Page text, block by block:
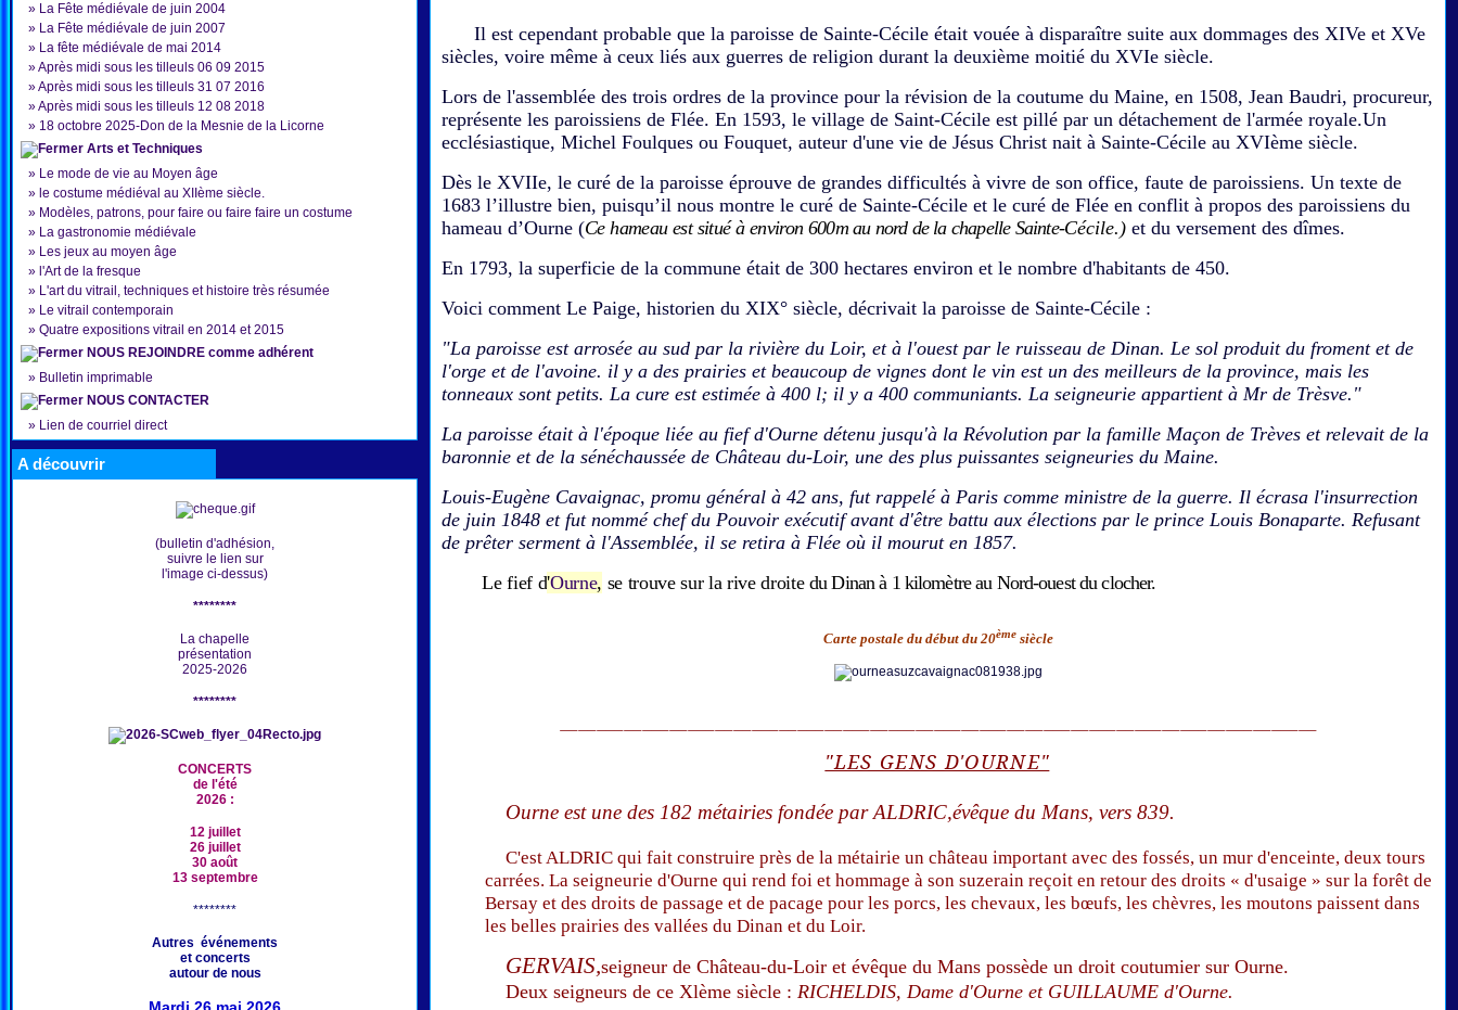
» La Fête médiévale de juin 2004
» La Fête médiévale de juin 2007
» La fête médiévale de mai 2014
»Après midi sous les tilleuls 06 09 2015
»Après midi sous les tilleuls 31 07 2016
»Après midi sous les tilleuls 12 08 2018
» 18 octobre 2025-Don de la Mesnie de la Licorne
Arts et Techniques
» Le mode de vie au Moyen âge
» le costume médiéval au XIIème siècle.
» Modèles, patrons, pour faire ou faire faire un costume
» La gastronomie médiévale
» Les jeux au moyen âge
» l'Art de la fresque
» L'art du vitrail, techniques et histoire très résumée
» Le vitrail contemporain
» Quatre expositions vitrail en 2014 et 2015
NOUS REJOINDRE comme adhérent
» Bulletin imprimable
NOUS CONTACTER
» Lien de courriel direct
A découvrir
(bulletin d'adhésion,
suivre le lien sur
l'image ci-dessus)
********
La chapelle
présentation
2025-2026
********
CONCERTS
de l'été
2026 :
12 juillet
26 juillet
30 août
13 septembre
********
Autres événements
et concerts
autour de nous
Il est cependant probable que la paroisse de Sainte-Cécile était vouée à disparaître suite aux dommages des XIVe et XVe
siècles, voire même à ceux liés aux guerres de religion durant la deuxième moitié du XVIe siècle.
Lors de l'assemblée des trois ordres de la province pour la révision de la coutume du Maine, en 1508, Jean Baudri, procureur,
représente les paroissiens de Flée. En 1593, le village de Saint-Cécile est pillé par un détachement de l'armée royale.Un
ecclésiastique, Michel Foulques ou Fouquet, auteur d'une vie de Jésus Christ nait à Sainte-Cécile au XVIème siècle.
Dès le XVIIe, le curé de la paroisse éprouve de grandes difficultés à vivre de son office, faute de paroissiens. Un texte de
1683 l’illustre bien, puisqu’il nous montre le curé de Sainte-Cécile et le curé de Flée en conflit à propos des paroissiens du
hameau d’Ourne (Ce hameau est situé à environ 600m au nord de la chapelle Sainte-Cécile.) et du versement des dîmes.
En 1793, la superficie de la commune était de 300 hectares environ et le nombre d'habitants de 450.
Voici comment Le Paige, historien du XIX° siècle, décrivait la paroisse de Sainte-Cécile :
"La paroisse est arrosée au sud par la rivière du Loir, et à l'ouest par le ruisseau de Dinan. Le sol produit du froment et de
l'orge et de l'avoine. il y a des prairies et beaucoup de vignes dont le vin est un des meilleurs de la province, mais les
tonneaux sont petits. La cure est estimée à 400 l; il y a 400 communiants. La seigneurie appartient à Mr de Trèsve."
La paroisse était à l'époque liée au fief d'Ourne détenu jusqu'à la Révolution par la famille Maçon de Trèves et relevait de la
baronnie et de la sénéchaussée de Château du-Loir, une des plus puissantes seigneuries du Maine.
Louis-Eugène Cavaignac, promu général à 42 ans, fut rappelé à Paris comme ministre de la guerre. Il écrasa l'insurrection
de juin 1848 et fut nommé chef du Pouvoir exécutif avant d'être battu aux élections par le prince Louis Bonaparte. Refusant
de prêter serment à l'Assemblée, il se retira à Flée où il mourut en 1857.
Le fief d'Ourne, se trouve sur la rive droitedu Dinan à 1 kilomètre au Nord-ouest du clocher.
Carte postale du début du 20èmesiècle
"LES GENS D'OURNE"
Ourne est une des 182 métairies fondée par ALDRIC,évêque du Mans, vers 839.
C'est ALDRIC qui fait construire près de la métairie un château important avec des fossés, un mur d'enceinte, deux tours
carrées. La seigneurie d'Ourne qui rend foi et hommage à son suzerain reçoit en retour des droits « d'usaige » sur la forêt de
Bersay et des droits de passage et de pacage pour les porcs, les chevaux, les bœufs, les chèvres, les moutons paissent dans
les belles prairies des vallées du Dinan et du Loir.
GERVAIS,seigneur de Château-du-Loir et évêque du Mans possède un droit coutumier sur Ourne.
Deux seigneurs de ce Xlème siècle : RICHELDIS, Dame d'Ourne etGUILLAUME d'Ourne.